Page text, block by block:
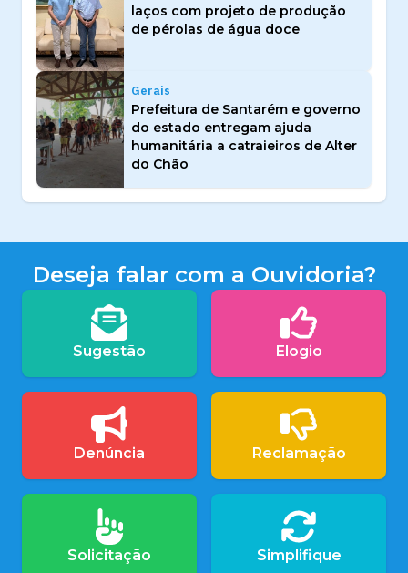
laços com projeto de produção
de pérolas de água doce
Gerais
Prefeitura de Santarém e governo
do estado entregam ajuda
humanitária a catraieiros de Alter
do Chão
Deseja falar com a Ouvidoria?
Sugestão Elogio
Denúncia Reclamação
Solicitação Simplifique